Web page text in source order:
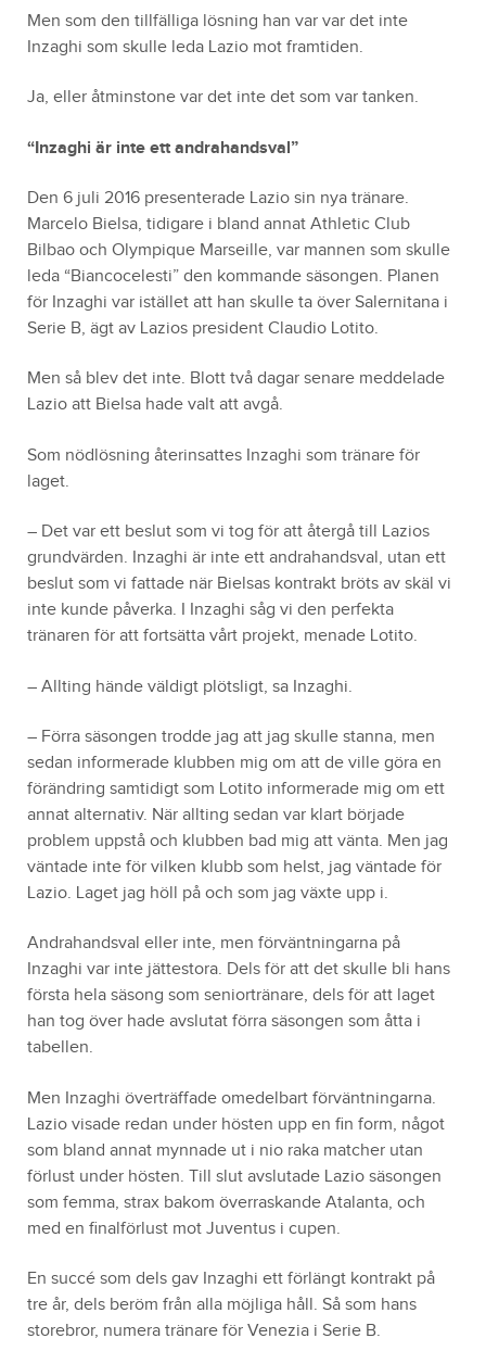
Men som den tillfälliga lösning han var var det inte
Inzaghi som skulle leda Lazio mot framtiden.
Ja, eller åtminstone var det inte det som var tanken.
“Inzaghi är inte ett andrahandsval”
Den 6 juli 2016 presenterade Lazio sin nya tränare.
Marcelo Bielsa, tidigare i bland annat Athletic Club
Bilbao och Olympique Marseille, var mannen som skulle
leda “Biancocelesti” den kommande säsongen. Planen
för Inzaghi var istället att han skulle ta över Salernitana i
Serie B, ägt av Lazios president Claudio Lotito.
Men så blev det inte. Blott två dagar senare meddelade
Lazio att Bielsa hade valt att avgå.
Som nödlösning återinsattes Inzaghi som tränare för
laget.
– Det var ett beslut som vi tog för att återgå till Lazios
grundvärden. Inzaghi är inte ett andrahandsval, utan ett
beslut som vi fattade när Bielsas kontrakt bröts av skäl vi
inte kunde påverka. I Inzaghi såg vi den perfekta
tränaren för att fortsätta vårt projekt, menade Lotito.
– Allting hände väldigt plötsligt, sa Inzaghi.
– Förra säsongen trodde jag att jag skulle stanna, men
sedan informerade klubben mig om att de ville göra en
förändring samtidigt som Lotito informerade mig om ett
annat alternativ. När allting sedan var klart började
problem uppstå och klubben bad mig att vänta. Men jag
väntade inte för vilken klubb som helst, jag väntade för
Lazio. Laget jag höll på och som jag växte upp i.
Andrahandsval eller inte, men förväntningarna på
Inzaghi var inte jättestora. Dels för att det skulle bli hans
första hela säsong som seniortränare, dels för att laget
han tog över hade avslutat förra säsongen som åtta i
tabellen.
Men Inzaghi överträffade omedelbart förväntningarna.
Lazio visade redan under hösten upp en fin form, något
som bland annat mynnade ut i nio raka matcher utan
förlust under hösten. Till slut avslutade Lazio säsongen
som femma, strax bakom överraskande Atalanta, och
med en finalförlust mot Juventus i cupen.
En succé som dels gav Inzaghi ett förlängt kontrakt på
tre år, dels beröm från alla möjliga håll. Så som hans
storebror, numera tränare för Venezia i Serie B.